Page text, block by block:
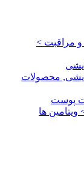
مراقبت >
محصولات
پوست
ها